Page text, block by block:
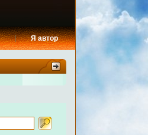
Я автор